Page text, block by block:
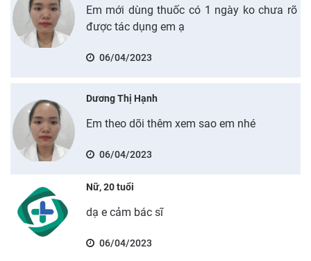
Em mới dùng thuốc có 1 ngày ko chưa rõ
được tác dụng em ạ
06/04/2023
Dương Thị Hạnh
Em theo dõi thêm xem sao em nhé
06/04/2023
Nữ, 20 tuổi
dạ e cảm bác sĩ
06/04/2023